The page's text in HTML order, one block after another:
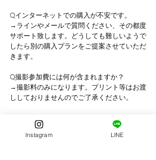
Qインターネットでの購入が不安です。
→ラインやメールで質問ください、その都度
サポート致します。どうしても難しいようで
したら別の購入プランをご提案させていただ
きます。
Q撮影参加費には何が含まれますか？
→撮影料のみになります。プリント等はお渡
ししておりませんのでご了承ください。
ますか？
→いいえ、1点ずつの購入になります。丸ご
Instagram LINE